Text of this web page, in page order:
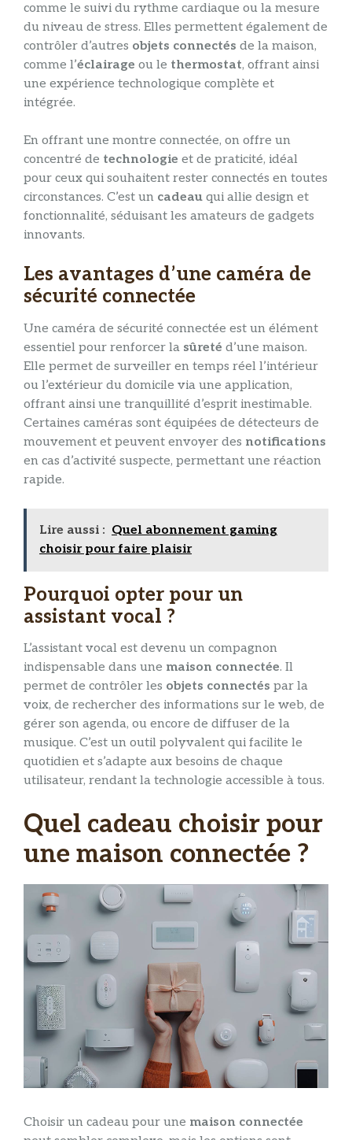
comme le suivi du rythme cardiaque ou la mesure
du niveau de stress. Elles permettent également de
contrôler d’autres objets connectés de la maison,
comme l’éclairage ou le thermostat, offrant ainsi
une expérience technologique complète et
intégrée.
En offrant une montre connectée, on offre un
concentré de technologie et de praticité, idéal
pour ceux qui souhaitent rester connectés en toutes
circonstances. C’est un cadeau qui allie design et
fonctionnalité, séduisant les amateurs de gadgets
innovants.
Les avantages d’une caméra de
sécurité connectée
Une caméra de sécurité connectée est un élément
essentiel pour renforcer la sûreté d’une maison.
Elle permet de surveiller en temps réel l’intérieur
ou l’extérieur du domicile via une application,
offrant ainsi une tranquillité d’esprit inestimable.
Certaines caméras sont équipées de détecteurs de
mouvement et peuvent envoyer des notifications
en cas d’activité suspecte, permettant une réaction
rapide.
Lire aussi : Quel abonnement gaming
choisir pour faire plaisir
Pourquoi opter pour un
assistant vocal ?
L’assistant vocal est devenu un compagnon
indispensable dans une maison connectée. Il
permet de contrôler les objets connectés par la
voix, de rechercher des informations sur le web, de
gérer son agenda, ou encore de diffuser de la
musique. C’est un outil polyvalent qui facilite le
quotidien et s’adapte aux besoins de chaque
utilisateur, rendant la technologie accessible à tous.
Quel cadeau choisir pour
une maison connectée ?
Choisir un cadeau pour une maison connectée